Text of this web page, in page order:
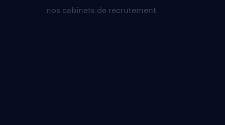
nos cabinets de recrutement